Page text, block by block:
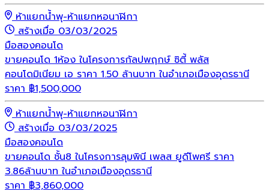
ห้าแยกน้ำพุ-ห้าแยกหอนาฬิกา
สร้างเมื่อ 03/03/2025
มือสองคอนโด
ขายคอนโด 1ห้อง ในโครงการกัลปพฤกษ์ ซิตี้ พลัส
คอนโดมิเนียม เอ ราคา 1.50 ล้านบาท ในอำเภอเมืองอุดรธานี
ราคา ฿1,500,000
ห้าแยกน้ำพุ-ห้าแยกหอนาฬิกา
สร้างเมื่อ 03/03/2025
มือสองคอนโด
ขายคอนโด ชั้น8 ในโครงการลุมพินี เพลส ยูดีโพศรี ราคา
3.86ล้านบาท ในอำเภอเมืองอุดรธานี
ราคา ฿3,860,000